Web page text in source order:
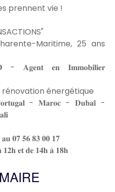
prennent vie !
Maritime, 25 ans
- 𝐀𝐠𝐞𝐧𝐭 𝐞𝐧 𝐈𝐦𝐦𝐨𝐛𝐢𝐥𝐢𝐞𝐫
énergétique
- 𝐌𝐚𝐫𝐨𝐜 - 𝐃𝐮𝐛𝐚𝐢̈ -
𝐚𝐮 𝟎𝟕 𝟓𝟔 𝟖𝟑 𝟎𝟎 𝟏𝟕
𝟏𝟐𝐡 𝐞𝐭 𝐝𝐞 𝟏𝟒𝐡 𝐚̀ 𝟏𝟖𝐡